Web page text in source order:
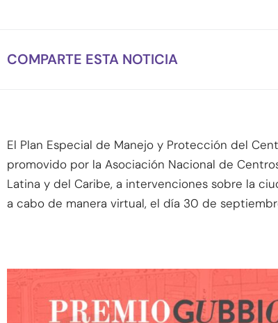
COMPARTE ESTA NOTICIA
El Plan Especial de Manejo y Protección del
promovido por la Asociación Nacional de
Latina y del Caribe, a intervenciones sobre la
a cabo de manera virtual, el día 30 de